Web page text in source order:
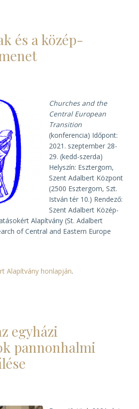
és a közép-
Churches and the
Central European
Transition
(konferencia) Időpont:
2021. szeptember 28-
29. (kedd-szerda)
Helyszín: Esztergom,
Szent Adalbert Központ
(2500 Esztergom, Szt.
István tér 10.) Rendező:
Szent Adalbert Közép-
Alapítvány (St. Adalbert
of Central and Eastern Europe
Alapítvány honlapján.
egyházi
pannonhalmi